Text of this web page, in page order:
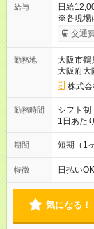
給与
日給
※各現場
交通
勤務地
大阪市鶴
大阪府大
株式
勤務時間
シフト制
1日あた
※現場に
期間 短期（1
特徴 日払い
気になる！